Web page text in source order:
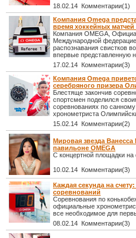
18.02.14 Комментарии(1)
Компания Omega
время хоккейных
Компания OMEGA,
Международной
распознавания свистков
впервые представленную
17.02.14 Комментарии(3)
Компания Omega
серебряного призера
Блестяще закончив
спортсмен поделился
соревнованиях по
хронометриста
15.02.14 Комментарии(2)
Мировая звезда
павильоне OMEGA
С концертной площадки
10.02.14 Комментарии(3)
Каждая секунда на
соревнований
Соревнования по
официальные
все необходимое для
08.02.14 Комментарии(3)